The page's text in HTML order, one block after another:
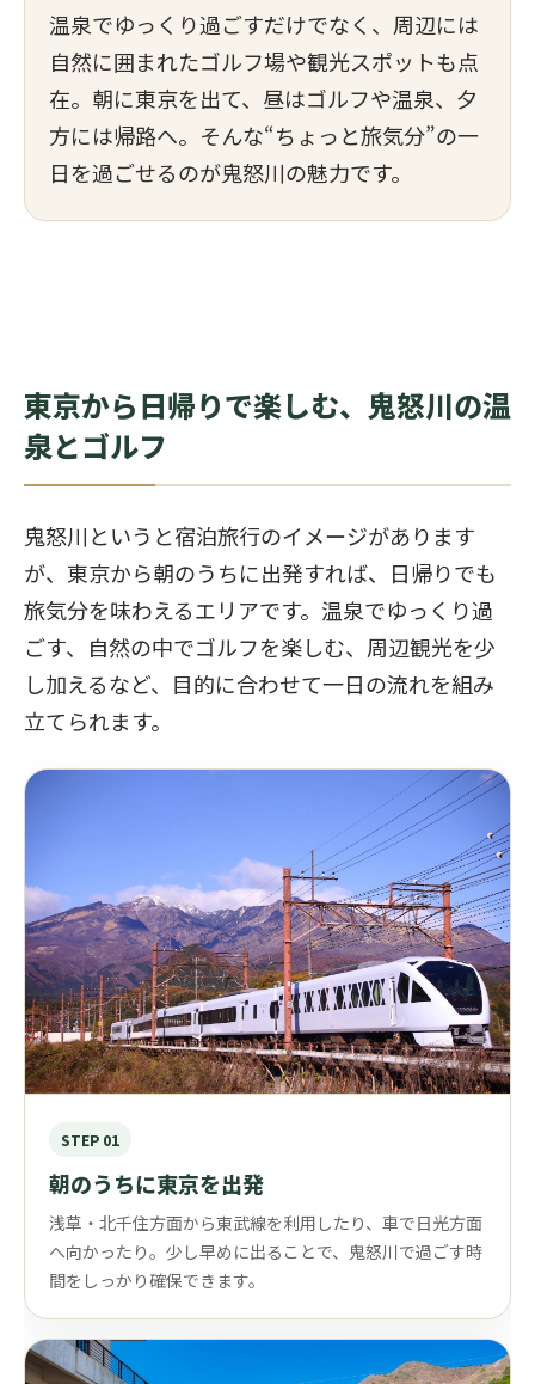
温泉でゆっくり過ごすだけでなく、周辺には
自然に囲まれたゴルフ場や観光スポットも点
在。朝に東京を出て、昼はゴルフや温泉、夕
方には帰路へ。そんな“ちょっと旅気分”の一
日を過ごせるのが鬼怒川の魅力です。
東京から日帰りで楽しむ、鬼怒川の温
泉とゴルフ
鬼怒川というと宿泊旅行のイメージがあります
が、東京から朝のうちに出発すれば、日帰りでも
旅気分を味わえるエリアです。温泉でゆっくり過
ごす、自然の中でゴルフを楽しむ、周辺観光を少
し加えるなど、目的に合わせて一日の流れを組み
立てられます。
STEP 01
朝のうちに東京を出発
浅草・北千住方面から東武線を利用したり、車で日光方面
へ向かったり。少し早めに出ることで、鬼怒川で過ごす時
間をしっかり確保できます。